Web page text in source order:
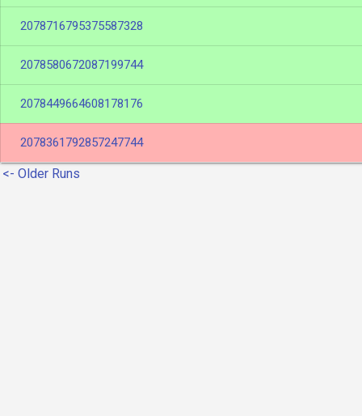
2078716795375587328
2078580672087199744
2078449664608178176
2078361792857247744
<- Older Runs